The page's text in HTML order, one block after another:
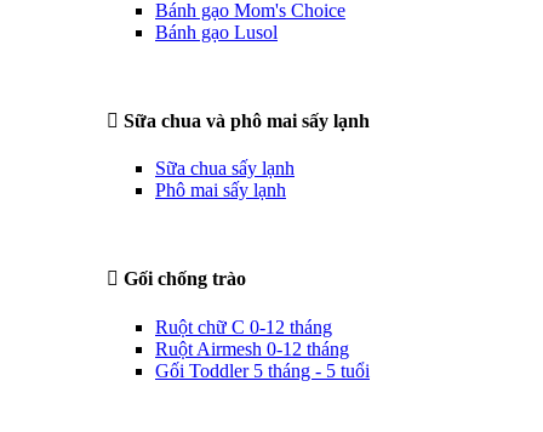
Bánh gạo Mom's Choice
Bánh gạo Lusol
Sữa chua và phô mai sấy lạnh
Sữa chua sấy lạnh
Phô mai sấy lạnh
Gối chống trào
Ruột chữ C 0-12 tháng
Ruột Airmesh 0-12 tháng
Gối Toddler 5 tháng - 5 tuổi